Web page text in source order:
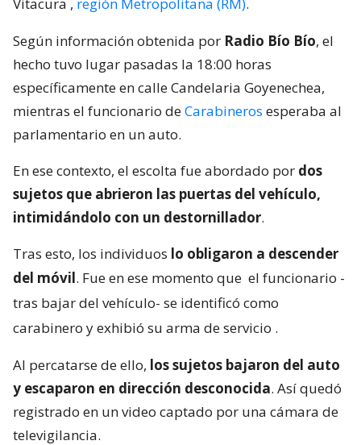
Según información obtenida por Radio Bío Bío, el
hecho tuvo lugar pasadas la 18:00 horas
específicamente en calle Candelaria Goyenechea,
mientras el funcionario deCarabineros esperaba al
parlamentario en un auto.
En ese contexto, el escolta fue abordado por dos
sujetos que abrieron las puertas del vehículo,
intimidándolo con un destornillador.
Tras esto, los individuos lo obligaron a descender
del móvil. Fue en ese momento que el funcionario -
tras bajar del vehículo- se identificó como
carabinero y exhibió su arma de servicio .
Al percatarse de ello, los sujetos bajaron del auto
y escaparon en dirección desconocida. Así quedó
registrado en un video captado por una cámara de
televigilancia.